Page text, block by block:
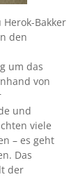
Bakker
den
um das
von
und
viele
– es geht
Das
der